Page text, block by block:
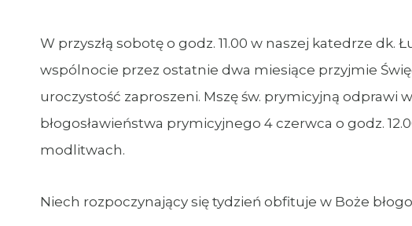
W przyszłą sobotę o godz. 11.00 w naszej katedrze dk.
wspólnocie przez ostatnie dwa miesiące przyjmie
uroczystość zaproszeni. Mszę św. prymicyjną odprawi
błogosławieństwa prymicyjnego 4 czerwca o godz.
modlitwach.
Niech rozpoczynający się tydzień obfituje w Boże